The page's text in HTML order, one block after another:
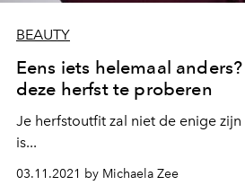
BEAUTY
Eens iets helemaal
deze herfst te proberen
Je herfstoutfit zal niet de enige
is...
03.11.2021 by Michaela Zee